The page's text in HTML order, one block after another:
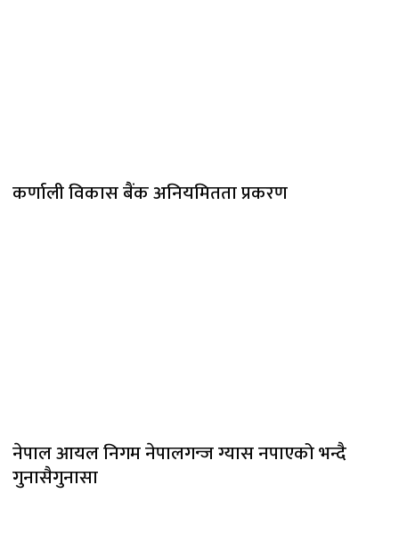
कर्णाली विकास बैंक अनियमितता प्रकरण
नेपाल आयल निगम नेपालगन्ज ग्यास नपाएको भन्दै
गुनासैगुनासा